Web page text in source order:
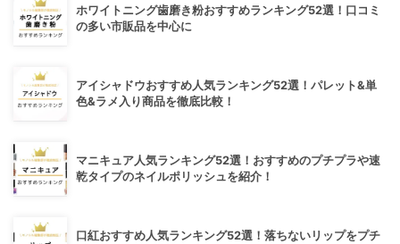
ホワイトニング歯磨き粉おすすめランキング52選！口コミ
の多い市販品を中心に
アイシャドウおすすめ人気ランキング52選！パレット&単
色&ラメ入り商品を徹底比較！
マニキュア人気ランキング52選！おすすめのプチプラや速
乾タイプのネイルポリッシュを紹介！
口紅おすすめ人気ランキング52選！落ちないリップをプチ